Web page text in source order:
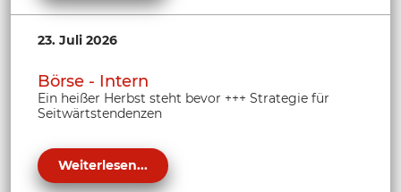
23. Juli 2026
Börse - Intern
Ein heißer Herbst steht bevor +++ Strategie für
Seitwärtstendenzen
Weiterlesen...